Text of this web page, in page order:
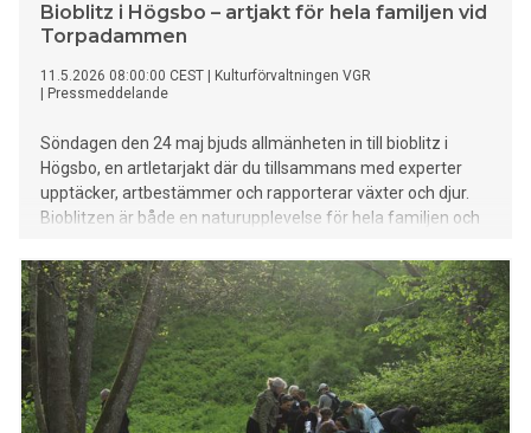
Bioblitz i Högsbo – artjakt för hela familjen vid
Torpadammen
11.5.2026 08:00:00 CEST
Kulturförvaltningen VGR
Pressmeddelande
Söndagen den 24 maj bjuds allmänheten in till bioblitz i
Högsbo, en artletarjakt där du tillsammans med experter
upptäcker, artbestämmer och rapporterar växter och djur.
Bioblitzen är både en naturupplevelse för hela familjen och
kunskap om biologisk mångfald.